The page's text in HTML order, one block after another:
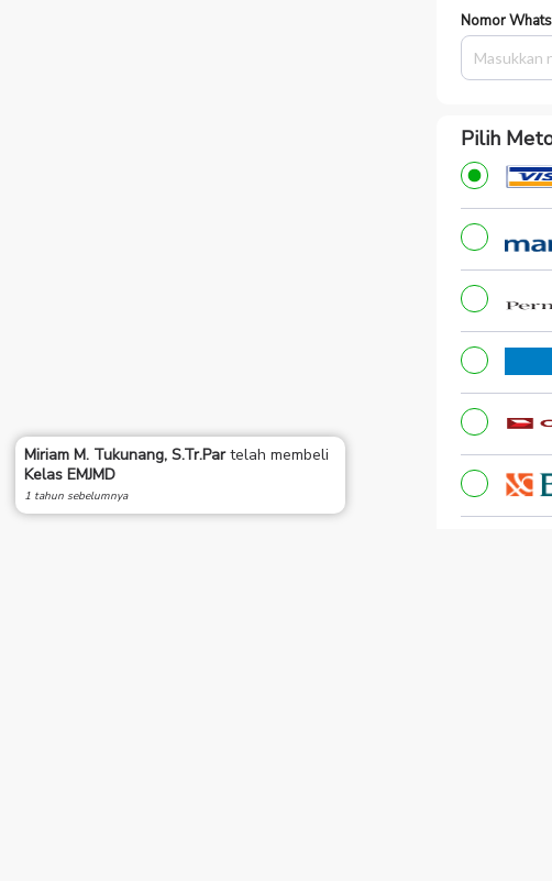
Nomor
Pilih
Miriam M. Tukunang, S.Tr.Partelah membeli
Kelas EMJMD
1 tahun sebelumnya